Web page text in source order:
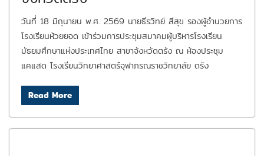
วันที่ 18 มิถุนายน พ.ศ. 2569 นายธีรวิทย์ สีสุข รองผู้อำนวยการ
โรงเรียนห้วยยอด เข้าร่วมการประชุมสมาคมผู้บริหารโรงเรียน
มัธยมศึกษาแห่งประเทศไทย สาขาจังหวัดตรัง ณ ห้องประชุม
แคแสด โรงเรียนวิทยาศาสตร์จุฬาภรณราชวิทยาลัย ตรัง
Read More